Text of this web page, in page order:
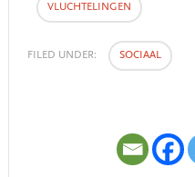
VLUCHTELINGEN
FILED UNDER: SOCIAAL